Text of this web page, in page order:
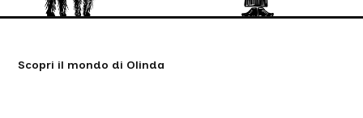
Scopri il mondo di Olinda